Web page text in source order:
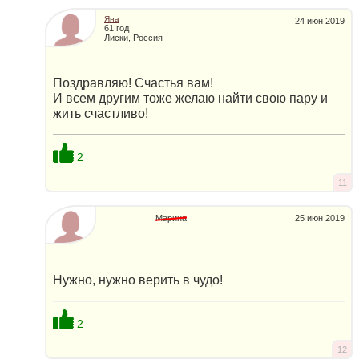
24 июн 2019
Яна
61 год
Лиски, Россия
Поздравляю! Счастья вам!
И всем другим тоже желаю найти свою пару и
жить счастливо!
2
11
25 июн 2019
Марина
Нужно, нужно верить в чудо!
2
12